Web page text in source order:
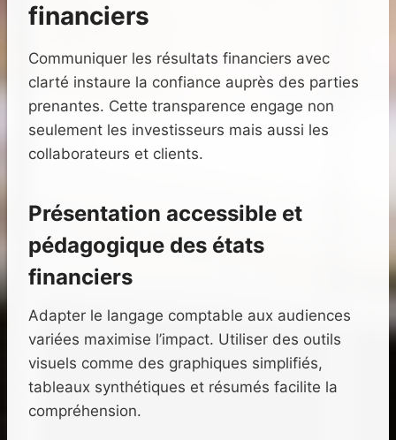
financiers
Communiquer les résultats financiers avec
clarté instaure la confiance auprès des parties
prenantes. Cette transparence engage non
seulement les investisseurs mais aussi les
collaborateurs et clients.
Présentation accessible et
pédagogique des états
financiers
Adapter le langage comptable aux audiences
variées maximise l’impact. Utiliser des outils
visuels comme des graphiques simplifiés,
tableaux synthétiques et résumés facilite la
compréhension.